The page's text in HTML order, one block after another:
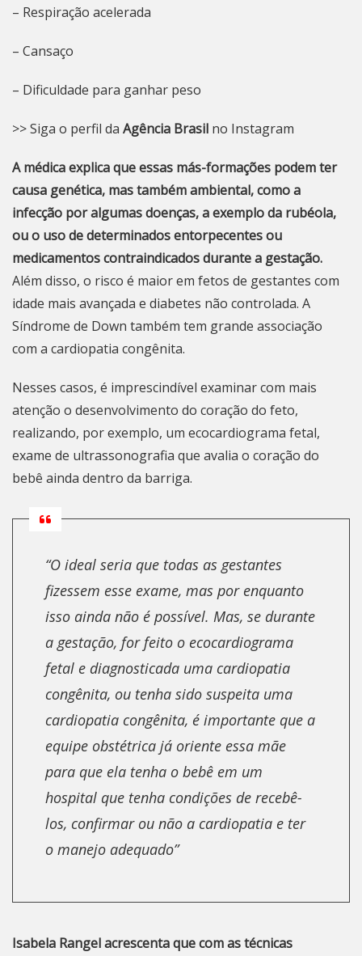
– Respiração acelerada
– Cansaço
– Dificuldade para ganhar peso
>> Siga o perfil da Agência Brasil no Instagram
A médica explica que essas más-formações podem ter
causa genética, mas também ambiental, como a
infecção por algumas doenças, a exemplo da rubéola,
ou o uso de determinados entorpecentes ou
medicamentos contraindicados durante a gestação.
Além disso, o risco é maior em fetos de gestantes com
idade mais avançada e diabetes não controlada. A
Síndrome de Down também tem grande associação
com a cardiopatia congênita.
Nesses casos, é imprescindível examinar com mais
atenção o desenvolvimento do coração do feto,
realizando, por exemplo, um ecocardiograma fetal,
exame de ultrassonografia que avalia o coração do
bebê ainda dentro da barriga.
“O ideal seria que todas as gestantes
fizessem esse exame, mas por enquanto
isso ainda não é possível. Mas, se durante
a gestação, for feito o ecocardiograma
fetal e diagnosticada uma cardiopatia
congênita, ou tenha sido suspeita uma
cardiopatia congênita, é importante que a
equipe obstétrica já oriente essa mãe
para que ela tenha o bebê em um
hospital que tenha condições de recebê-
los, confirmar ou não a cardiopatia e ter
o manejo adequado”
Isabela Rangel acrescenta que com as técnicas